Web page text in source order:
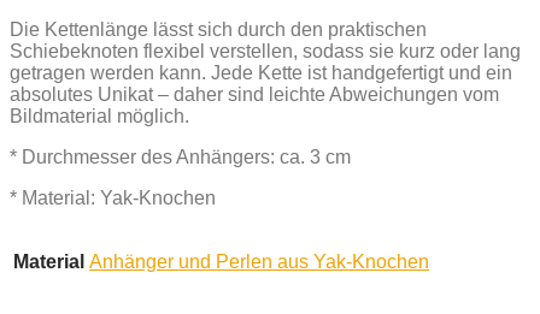
Die Kettenlänge lässt sich durch den praktischen
Schiebeknoten flexibel verstellen, sodass sie kurz oder lang
getragen werden kann. Jede Kette ist handgefertigt und ein
absolutes Unikat – daher sind leichte Abweichungen vom
Bildmaterial möglich.
* Durchmesser des Anhängers: ca. 3 cm
* Material: Yak-Knochen
Material Anhänger und Perlen aus Yak-Knochen